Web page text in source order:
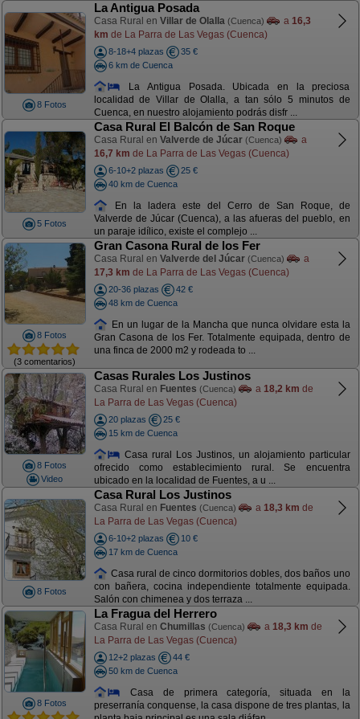
8 Fotos
La Antigua Posada
Casa Rural en Villar de Olalla (Cuenca) a 16,3
km de La Parra de Las Vegas (Cuenca)
8-18+4 plazas
35 €
6 km de Cuenca
La Antigua Posada. Ubicada en la preciosa
localidad de Villar de Olalla, a tan sólo 5 minutos de
Cuenca, en nuestro alojamiento podrás disfr ...
5 Fotos
Casa Rural El Balcón de San Roque
Casa Rural en Valverde de Júcar (Cuenca)
a
16,7 km de La Parra de Las Vegas (Cuenca)
6-10+2 plazas
25 €
40 km de Cuenca
En la ladera este del Cerro de San Roque, de
Valverde de Júcar (Cuenca), a las afueras del pueblo, en
un paraje idílico, existe el complejo ...
8 Fotos
(3 comentarios)
Gran Casona Rural de los Fer
Casa Rural en Valverde del Júcar (Cuenca)
a
17,3 km de La Parra de Las Vegas (Cuenca)
20-36 plazas
42 €
48 km de Cuenca
En un lugar de la Mancha que nunca olvidare esta la
Gran Casona de los Fer. Totalmente equipada, dentro de
una finca de 2000 m2 y rodeada to ...
8 Fotos
Video
Casas Rurales Los Justinos
Casa Rural en Fuentes (Cuenca) a 18,2 km de
La Parra de Las Vegas (Cuenca)
20 plazas
25 €
15 km de Cuenca
Casa rural Los Justinos, un alojamiento particular
ofrecido como establecimiento rural. Se encuentra
ubicado en la localidad de Fuentes, a u ...
8 Fotos
Casa Rural Los Justinos
Casa Rural en Fuentes (Cuenca) a 18,3 km de
La Parra de Las Vegas (Cuenca)
6-10+2 plazas
10 €
17 km de Cuenca
Casa rural de cinco dormitorios dobles, dos baños uno
con bañera, cocina independiente totalmente equipada.
Salón con chimenea y dos terraza ...
8 Fotos
La Fragua del Herrero
Casa Rural en Chumillas (Cuenca) a 18,3 km de
La Parra de Las Vegas (Cuenca)
12+2 plazas
44 €
50 km de Cuenca
Casa de primera categoría, situada en la
preserranía conquense, la casa dispone de tres plantas, la